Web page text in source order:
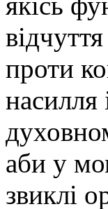
проти
насилля
аби у
звиклі